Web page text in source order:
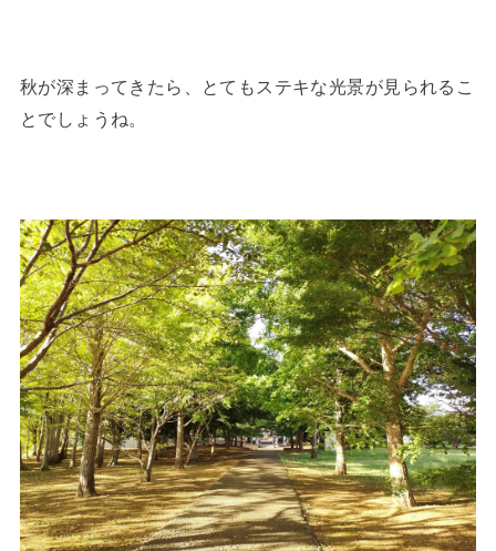
秋が深まってきたら、とてもステキな光景が見られるこ
とでしょうね。